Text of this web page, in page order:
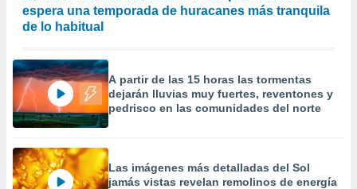
espera una temporada de huracanes más tranquila
de lo habitual
A partir de las 15 horas las tormentas
dejarán lluvias muy fuertes, reventones y
pedrisco en las comunidades del norte
Las imágenes más detalladas del Sol
jamás vistas revelan remolinos de energía